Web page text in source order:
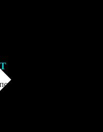
заказа к печати
могут связаться с Вами
телефону или email для
деталей.